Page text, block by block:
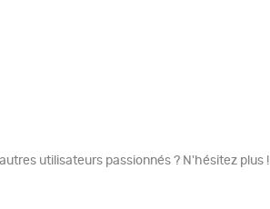
utilisateurs passionnés ? N'hésitez plus !